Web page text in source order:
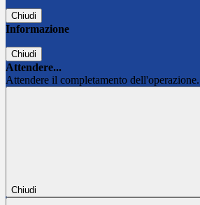
Chiudi
Informazione
Chiudi
Attendere...
Attendere il completamento
Chiudi